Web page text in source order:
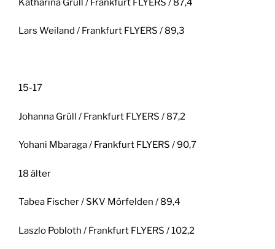
Katharina Grüll / Frankfurt FLYERS / 87,4
Lars Weiland / Frankfurt FLYERS / 89,3
15-17
Johanna Grüll / Frankfurt FLYERS / 87,2
Yohani Mbaraga / Frankfurt FLYERS / 90,7
18 älter
Tabea Fischer / SKV Mörfelden / 89,4
Laszlo Pobloth / Frankfurt FLYERS / 102,2